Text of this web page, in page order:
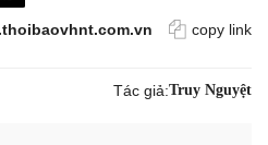
copy link
Tác giả:Truy Nguyệt